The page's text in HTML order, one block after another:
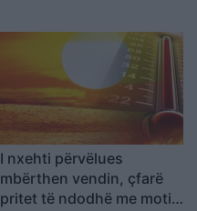
I nxehti përvëlues
mbërthen vendin, çfarë
pritet të ndodhë me motin